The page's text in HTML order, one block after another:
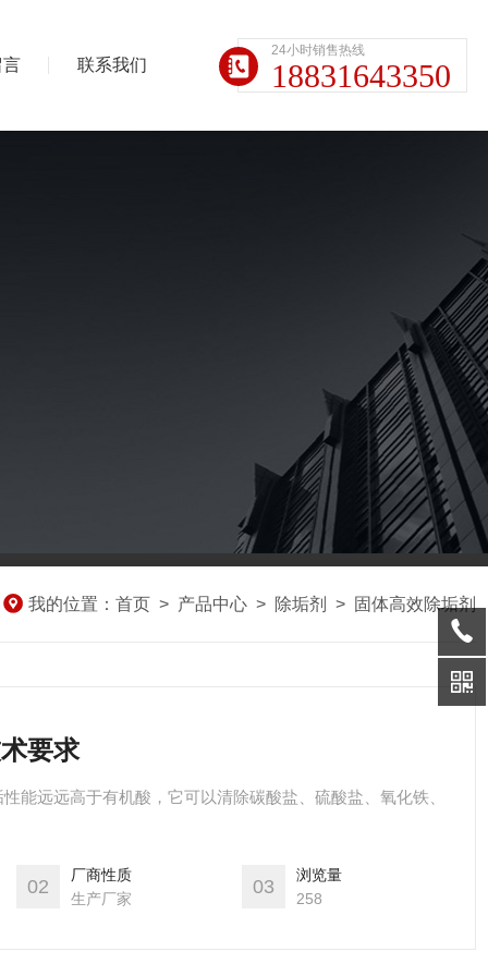
言 联系我们
24小时销售热线
18831643350
我的位置： 首页 > 产品中心 > 除垢剂 > 固体高效除垢剂
要求
能远远高于有机酸，它可以清除碳酸盐、硫酸盐、氧化铁、
02
厂商性质
生产厂家
03
浏览量
258